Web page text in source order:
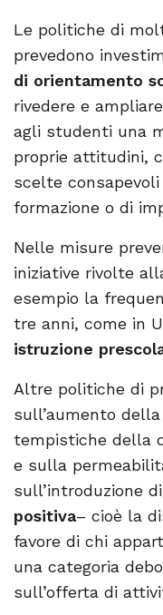
Le politiche di
prevedono
di orientamento
rivedere e
agli studenti una
proprie attitudini,
scelte
formazione o di
Nelle misure
iniziative rivolte
esempio la
tre anni, come in
istruzione
Altre politiche di
sull’aumento
tempistiche della
e sulla
sull’introduzione
positiva– cioè la
favore di chi
una categoria
sull’offerta di